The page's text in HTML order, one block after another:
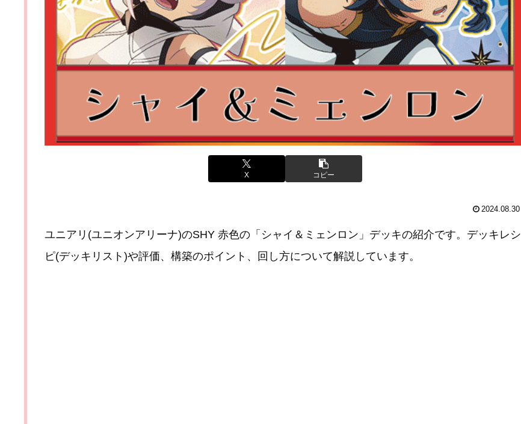
X コピー
2024.08.30
ユニアリ(ユニオンアリーナ)のSHY 赤色の「シャイ＆ミェンロン」デッキの紹介です。デッキレシ
ピ(デッキリスト)や評価、構築のポイント、回し方について解説しています。